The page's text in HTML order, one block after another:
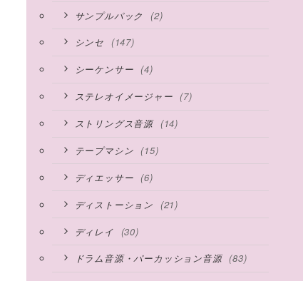
サンプルパック (2)
シンセ (147)
シーケンサー (4)
ステレオイメージャー (7)
ストリングス音源 (14)
テープマシン (15)
ディエッサー (6)
ディストーション (21)
ディレイ (30)
ドラム音源・パーカッション音源 (83)